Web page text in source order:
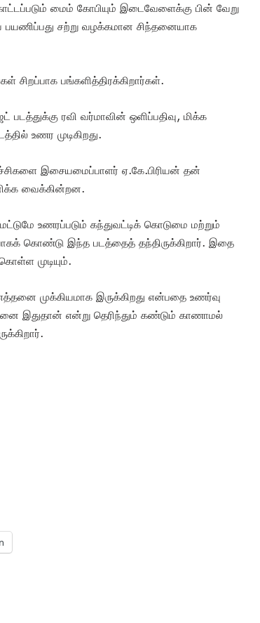
மைம் கோபியும் இடைவேளைக்கு பின் வேறு
பயணிப்பது சற்று வழக்கமான சிந்தனையாக
சிறப்பாக பங்களித்திரக்கிறார்கள்.
ரவி வர்மாவின் ஒளிப்பதிவு, மிக்க
உணர முடிகிறது.
இசையமைப்பாளர் ஏ.கே.பிரியன் தன்
வைக்கின்றன.
உணரப்படும் கந்துவட்டிக் கொடுமை மற்றும்
கொண்டு இந்த படத்தைத் தந்திருக்கிறார். இதை
முடியும்.
முக்கியமாக இருக்கிறது என்பதை உணர்வு
இதுதான் என்று தெரிந்தும் கண்டும் காணாமல்